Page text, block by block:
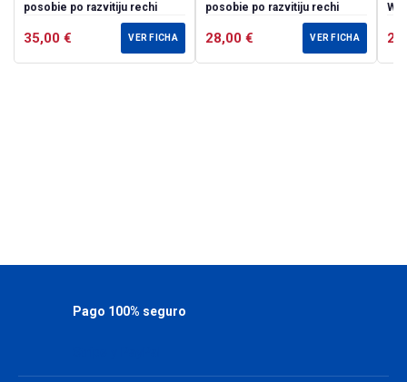
posobie po razvitiju rechi
35,00 € VER FICHA
posobie po razvitiju rechi
28,00 € VER FICHA
Pago 100% seguro